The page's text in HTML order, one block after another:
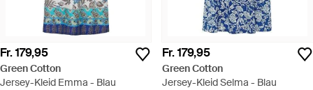
Fr. 179,95
Green Cotton
Jersey-Kleid Emma - Blau
Fr. 179,95
Green Cotton
Jersey-Kleid Selma - Blau